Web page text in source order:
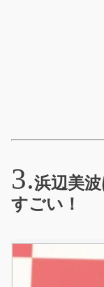
浜辺美
すごい！